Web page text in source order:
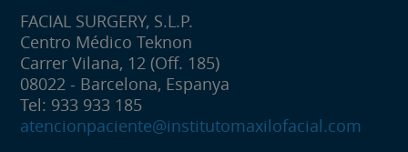
FACIAL SURGERY, S.L.P.
Centro Médico Teknon
Carrer Vilana, 12 (Off. 185)
08022 - Barcelona, Espanya
Tel: 933 933 185
atencionpaciente@institutomaxilofacial.com